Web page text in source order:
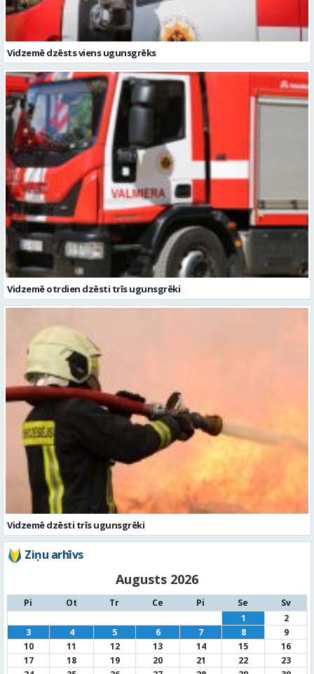
Vidzemē dzēsts viens ugunsgrēks
Vidzemē otrdien dzēsti trīs ugunsgrēki
Vidzemē dzēsti trīs ugunsgrēki
Ziņu arhīvs
Augusts 2026
Pi Ot Tr Ce Pi Se
Sv
1
2
3
4 5 6 7 8
9
10
11 12 13 14 15
16
17
18 19 20 21 22
23